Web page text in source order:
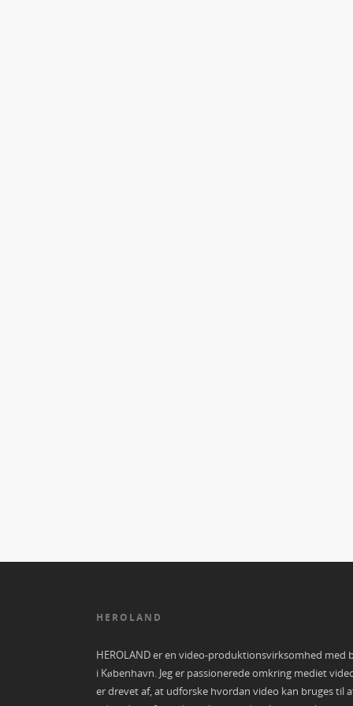
HEROLAND
HEROLAND er en video-produktionsvirksomhed med
i København. Jeg er passionerede omkring mediet
er drevet af, at udforske hvordan video kan bruges til